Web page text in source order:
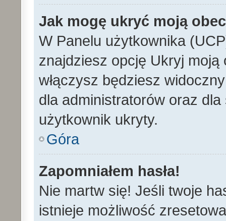
Jak mogę ukryć moją
W Panelu użytkownika
znajdziesz opcję Ukryj
włączysz będziesz
dla administratorów oraz
użytkownik ukryty.
Góra
Zapomniałem hasła!
Nie martw się! Jeśli twoje
istnieje możliwość